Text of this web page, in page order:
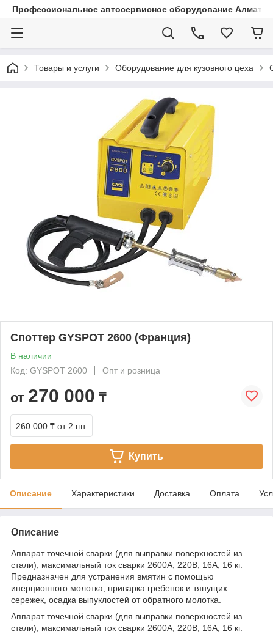
Профессиональное автосервисное оборудование Алматы
Товары и услуги Оборудование для кузовного цеха
Споттер GYSPOT 2600 (Франция)
В наличии
Код: GYSPOT 2600
Опт и розница
от 270 000 ₸
260 000 ₸ от 2 шт.
Купить
Описание Характеристики Доставка Оплата
Описание
Аппарат точечной сварки (для выправки поверхностей из
стали), максимальный ток сварки 2600А, 220В, 16А, 16 кг.
Предназначен для устранения вмятин с помощью
инерционного молотка, приварка гребенок и тянущих
сережек, осадка выпуклостей от обратного молотка.
Аппарат точечной сварки (для выправки поверхностей из
стали), максимальный ток сварки 2600А, 220В, 16А, 16 кг.